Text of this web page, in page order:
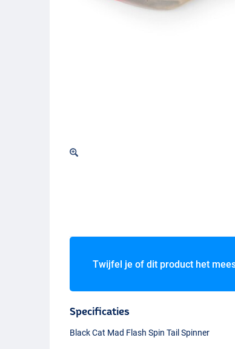
Twijfel je of dit product het
Specificaties
Black Cat Mad Flash Spin Tail Spinner